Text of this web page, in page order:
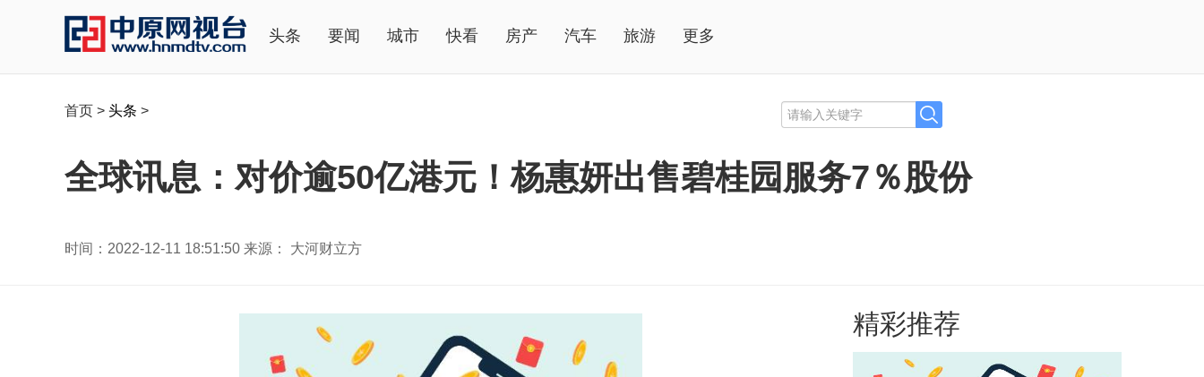
头条 要闻 城市 快看 房产 汽车 旅游 更多
首页 > 头条 >
全球讯息：对价逾50亿港元！杨惠妍出售碧桂园服务7％股份
时间：2022-12-11 18:51:50 来源： 大河财立方
精彩推荐